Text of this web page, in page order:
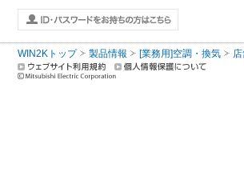
WIN2Kトップ 製品情報 [業務用]空調・換気